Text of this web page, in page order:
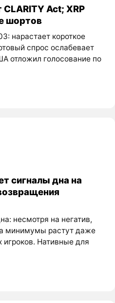
Act; XRP
шортов
нарастает короткое
спрос ослабевает
отложил голосование по
сигналы дна на
несмотря на негатив,
минимумы растут даже
Нативные для